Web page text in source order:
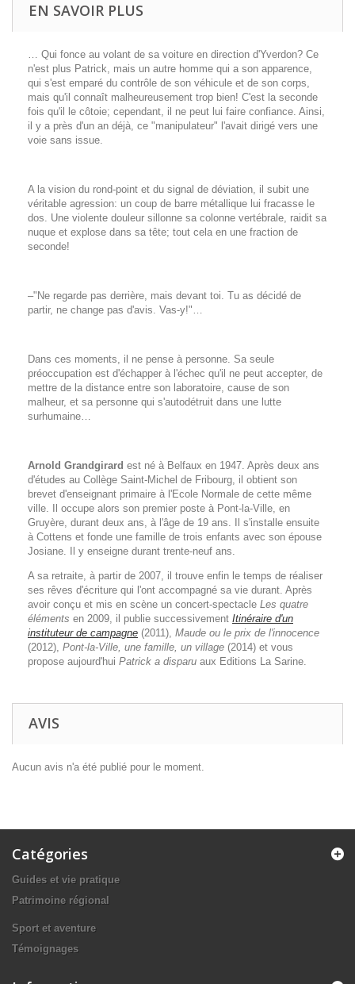
EN SAVOIR PLUS
… Qui fonce au volant de sa voiture en direction d'Yverdon? Ce
n'est plus Patrick, mais un autre homme qui a son apparence,
qui s'est emparé du contrôle de son véhicule et de son corps,
mais qu'il connaît malheureusement trop bien! C'est la seconde
fois qu'il le côtoie; cependant, il ne peut lui faire confiance. Ainsi,
il y a près d'un an déjà, ce "manipulateur" l'avait dirigé vers une
voie sans issue.
A la vision du rond-point et du signal de déviation, il subit une
véritable agression: un coup de barre métallique lui fracasse le
dos. Une violente douleur sillonne sa colonne vertébrale, raidit sa
nuque et explose dans sa tête; tout cela en une fraction de
seconde!
–"Ne regarde pas derrière, mais devant toi. Tu as décidé de
partir, ne change pas d'avis. Vas-y!"…
Dans ces moments, il ne pense à personne. Sa seule
préoccupation est d'échapper à l'échec qu'il ne peut accepter, de
mettre de la distance entre son laboratoire, cause de son
malheur, et sa personne qui s'autodétruit dans une lutte
surhumaine…
Arnold Grandgirard est né à Belfaux en 1947. Après deux ans
d'études au Collège Saint-Michel de Fribourg, il obtient son
brevet d'enseignant primaire à l'Ecole Normale de cette même
ville. Il occupe alors son premier poste à Pont-la-Ville, en
Gruyère, durant deux ans, à l'âge de 19 ans. Il s'installe ensuite
à Cottens et fonde une famille de trois enfants avec son épouse
Josiane. Il y enseigne durant trente-neuf ans.
A sa retraite, à partir de 2007, il trouve enfin le temps de réaliser
ses rêves d'écriture qui l'ont accompagné sa vie durant. Après
avoir conçu et mis en scène un concert-spectacle Les quatre
éléments en 2009, il publie successivement Itinéraire d'un
instituteur de campagne (2011), Maude ou le prix de l'innocence
(2012), Pont-la-Ville, une famille, un village (2014) et vous
propose aujourd'hui Patrick a disparu aux Editions La Sarine.
AVIS
Aucun avis n'a été publié pour le moment.
Catégories
Guides et vie pratique
Patrimoine régional
Sport et aventure
Témoignages